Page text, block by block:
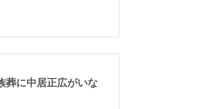
葬に中居正広がいな